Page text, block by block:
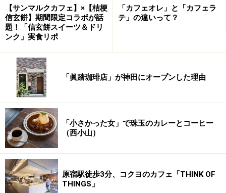
ます。
※記事内容は執筆時点のものです。最新の内容をご確認くださ
い。
※メニューや料金などのデータは、取材時または記事公開時点で
の内容です。
1/4 次のページへ
【サンマルクカフェ】×【桔梗
信玄餅】期間限定コラボが話
題！「信玄餅スイーツ＆ドリ
ンク」実食リポ
「カフェオレ」と「カフェラ
テ」の違いって？
「眞踏珈琲店」が神田にオープンした理由
「小さかった女」で珠玉のカレーとコーヒー
（西小山）
原宿駅徒歩3分、コクヨのカフェ「THINK OF
THINGS」